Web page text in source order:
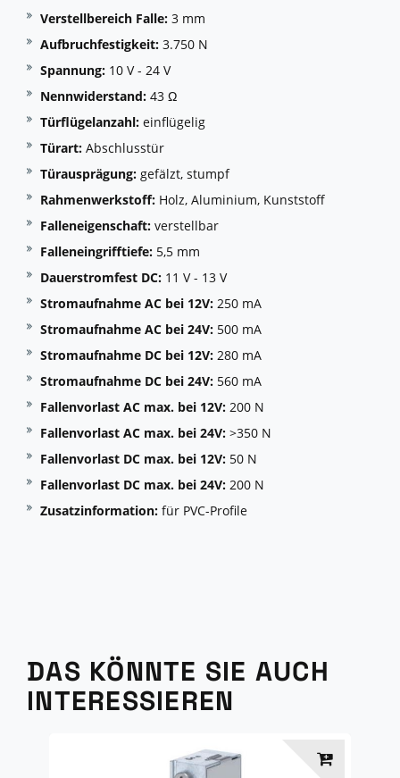
Verstellbereich Falle: 3 mm
Aufbruchfestigkeit: 3.750 N
Spannung: 10 V - 24 V
Nennwiderstand: 43 Ω
Türflügelanzahl: einflügelig
Türart: Abschlusstür
Türausprägung: gefälzt, stumpf
Rahmenwerkstoff: Holz, Aluminium, Kunststoff
Falleneigenschaft: verstellbar
Falleneingrifftiefe: 5,5 mm
Dauerstromfest DC: 11 V - 13 V
Stromaufnahme AC bei 12V: 250 mA
Stromaufnahme AC bei 24V: 500 mA
Stromaufnahme DC bei 12V: 280 mA
Stromaufnahme DC bei 24V: 560 mA
Fallenvorlast AC max. bei 12V: 200 N
Fallenvorlast AC max. bei 24V: >350 N
Fallenvorlast DC max. bei 12V: 50 N
Fallenvorlast DC max. bei 24V: 200 N
Zusatzinformation: für PVC-Profile
DAS KÖNNTE SIE AUCH
INTERESSIEREN